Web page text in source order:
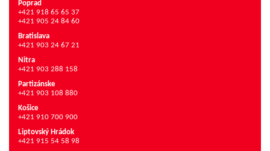
Poprad
+421 918 65 65 37
+421 905 24 84 60
Bratislava
+421 903 24 67 21
Nitra
+421 903 288 158
Partizánske
+421 903 108 880
Košice
+421 910 700 900
Liptovský Hrádok
+421 915 54 58 98